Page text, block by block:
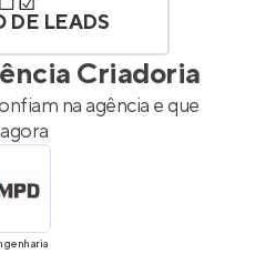
DE LEADS
Criadoria
na agência e que